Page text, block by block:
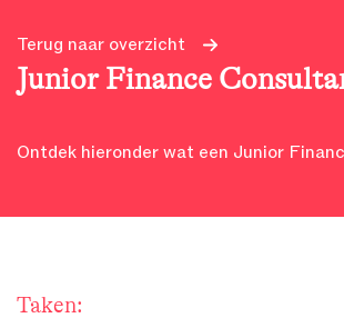
Terug naar overzicht
Junior Finance
Ontdek hieronder wat een Junior
Taken: